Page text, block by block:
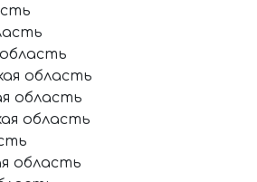
область
область
область
область